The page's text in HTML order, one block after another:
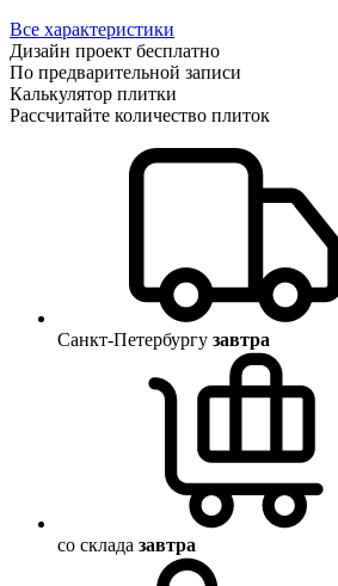
Все характеристики
Дизайн проект бесплатно
По предварительной записи
Калькулятор плитки
Рассчитайте количество плиток
Санкт-Петербургу завтра
со склада завтра